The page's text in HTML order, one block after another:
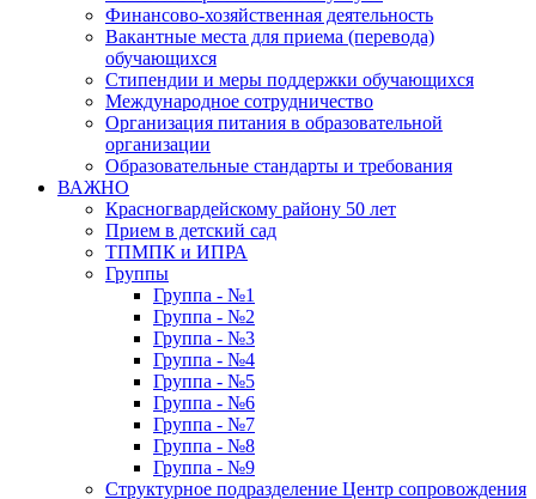
Финансово-хозяйственная деятельность
Вакантные места для приема (перевода)
обучающихся
Стипендии и меры поддержки обучающихся
Международное сотрудничество
Организация питания в образовательной
организации
Образовательные стандарты и требования
ВАЖНО
Красногвардейскому району 50 лет
Прием в детский сад
ТПМПК и ИПРА
Группы
Группа - №1
Группа - №2
Группа - №3
Группа - №4
Группа - №5
Группа - №6
Группа - №7
Группа - №8
Группа - №9
Структурное подразделение Центр сопровождения